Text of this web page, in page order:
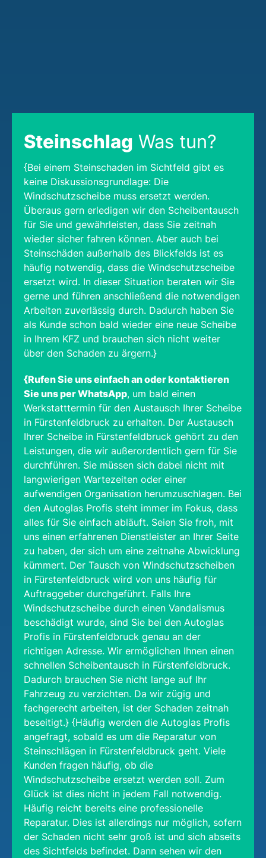
Steinschlag Was tun?
{Bei einem Steinschaden im Sichtfeld gibt es
keine Diskussionsgrundlage: Die
Windschutzscheibe muss ersetzt werden.
Überaus gern erledigen wir den Scheibentausch
für Sie und gewährleisten, dass Sie zeitnah
wieder sicher fahren können. Aber auch bei
Steinschäden außerhalb des Blickfelds ist es
häufig notwendig, dass die Windschutzscheibe
ersetzt wird. In dieser Situation beraten wir Sie
gerne und führen anschließend die notwendigen
Arbeiten zuverlässig durch. Dadurch haben Sie
als Kunde schon bald wieder eine neue Scheibe
in Ihrem KFZ und brauchen sich nicht weiter
über den Schaden zu ärgern.}
{Rufen Sie uns einfach an oder kontaktieren
Sie uns per WhatsApp, um bald einen
Werkstatttermin für den Austausch Ihrer Scheibe
in Fürstenfeldbruck zu erhalten. Der Austausch
Ihrer Scheibe in Fürstenfeldbruck gehört zu den
Leistungen, die wir außerordentlich gern für Sie
durchführen. Sie müssen sich dabei nicht mit
langwierigen Wartezeiten oder einer
aufwendigen Organisation herumzuschlagen. Bei
den Autoglas Profis steht immer im Fokus, dass
alles für Sie einfach abläuft. Seien Sie froh, mit
uns einen erfahrenen Dienstleister an Ihrer Seite
zu haben, der sich um eine zeitnahe Abwicklung
kümmert. Der Tausch von Windschutzscheiben
in Fürstenfeldbruck wird von uns häufig für
Auftraggeber durchgeführt. Falls Ihre
Windschutzscheibe durch einen Vandalismus
beschädigt wurde, sind Sie bei den Autoglas
Profis in Fürstenfeldbruck genau an der
richtigen Adresse. Wir ermöglichen Ihnen einen
schnellen Scheibentausch in Fürstenfeldbruck.
Dadurch brauchen Sie nicht lange auf Ihr
Fahrzeug zu verzichten. Da wir zügig und
fachgerecht arbeiten, ist der Schaden zeitnah
beseitigt.} {Häufig werden die Autoglas Profis
angefragt, sobald es um die Reparatur von
Steinschlägen in Fürstenfeldbruck geht. Viele
Kunden fragen häufig, ob die
Windschutzscheibe ersetzt werden soll. Zum
Glück ist dies nicht in jedem Fall notwendig.
Häufig reicht bereits eine professionelle
Reparatur. Dies ist allerdings nur möglich, sofern
der Schaden nicht sehr groß ist und sich abseits
des Sichtfelds befindet. Dann sehen wir den